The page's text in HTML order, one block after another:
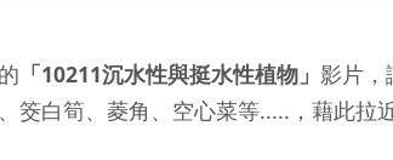
「10211沉水性與挺水性植物」 影片，
白筍、菱角、空心菜等.....，藉此拉